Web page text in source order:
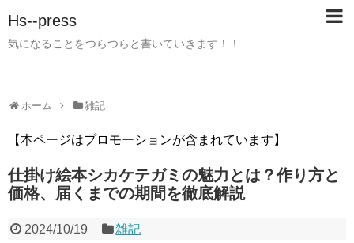
Hs--press
気になることをつらつらと書いていきます！！
ホーム 雑記
【本ページはプロモーションが含まれています】
仕掛け絵本シカケテガミの魅力とは？作り方と
価格、届くまでの期間を徹底解説
2024/10/19 雑記